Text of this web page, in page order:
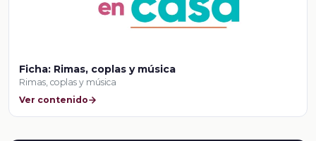
Ficha: Rimas, coplas y música
Rimas, coplas y música
Ver contenido